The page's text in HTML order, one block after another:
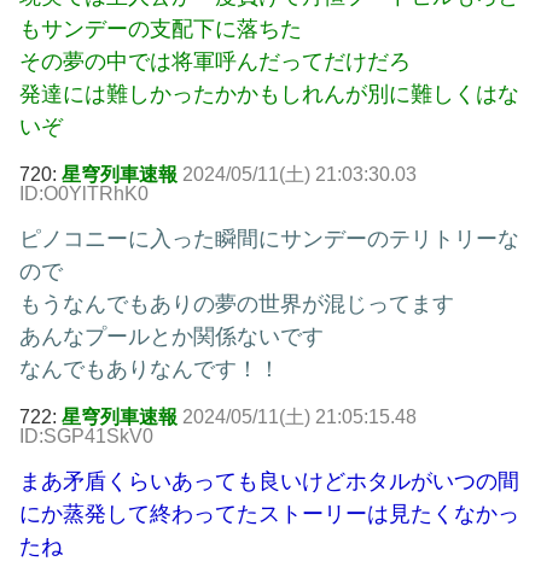
もサンデーの支配下に落ちた
その夢の中では将軍呼んだってだけだろ
発達には難しかったかかもしれんが別に難しくはな
いぞ
720: 星穹列車速報 2024/05/11(土) 21:03:30.03
ID:O0YlTRhK0
ピノコニーに入った瞬間にサンデーのテリトリーな
ので
もうなんでもありの夢の世界が混じってます
あんなプールとか関係ないです
なんでもありなんです！！
722: 星穹列車速報 2024/05/11(土) 21:05:15.48
ID:SGP41SkV0
まあ矛盾くらいあっても良いけどホタルがいつの間
にか蒸発して終わってたストーリーは見たくなかっ
たね